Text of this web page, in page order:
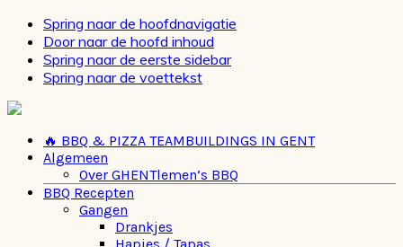
Spring naar de hoofdnavigatie
Door naar de hoofd inhoud
Spring naar de eerste sidebar
Spring naar de voettekst
🔥 BBQ & PIZZA TEAMBUILDINGS IN GENT
Algemeen
Over GHENTlemen’s BBQ
BBQ Recepten
Gangen
Drankjes